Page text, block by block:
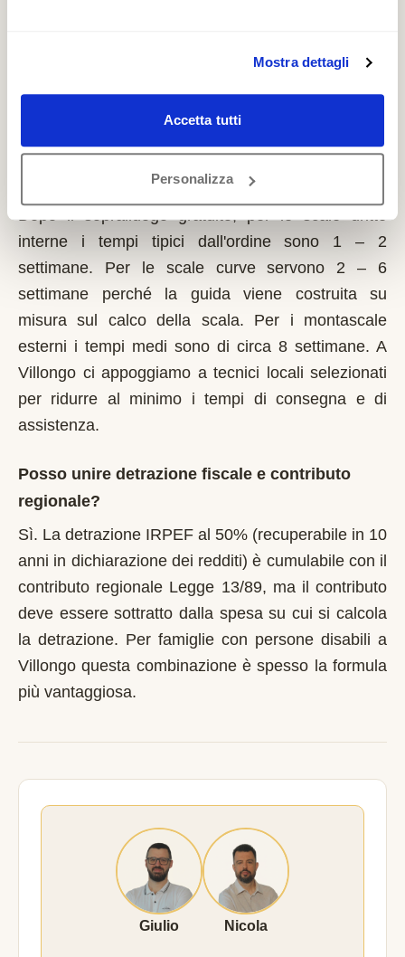
Mostra dettagli
Accetta tutti
Personalizza
dei lavori. Possono fare domanda i residenti a
Quanto tempo serve per installare un
montascale a Villongo?
Dopo il sopralluogo gratuito, per le scale dritte
interne i tempi tipici dall'ordine sono 1 – 2
settimane. Per le scale curve servono 2 – 6
settimane perché la guida viene costruita su
misura sul calco della scala. Per i montascale
esterni i tempi medi sono di circa 8 settimane. A
Villongo ci appoggiamo a tecnici locali selezionati
per ridurre al minimo i tempi di consegna e di
assistenza.
Posso unire detrazione fiscale e contributo
regionale?
Sì. La detrazione IRPEF al 50% (recuperabile in 10
anni in dichiarazione dei redditi) è cumulabile con il
contributo regionale Legge 13/89, ma il contributo
deve essere sottratto dalla spesa su cui si calcola
la detrazione. Per famiglie con persone disabili a
Villongo questa combinazione è spesso la formula
più vantaggiosa.
Giulio Nicola